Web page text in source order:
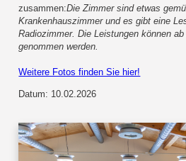
zusammen:Die Zimmer sind etwas
Krankenhauszimmer und es gibt eine
Radiozimmer. Die Leistungen können
genommen werden.
Weitere Fotos finden Sie hier!
Datum: 10.02.2026